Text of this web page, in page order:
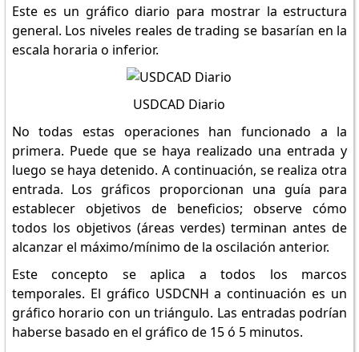
Este es un gráfico diario para mostrar la estructura
general. Los niveles reales de trading se basarían en la
escala horaria o inferior.
USDCAD Diario
No todas estas operaciones han funcionado a la
primera. Puede que se haya realizado una entrada y
luego se haya detenido. A continuación, se realiza otra
entrada. Los gráficos proporcionan una guía para
establecer objetivos de beneficios; observe cómo
todos los objetivos (áreas verdes) terminan antes de
alcanzar el máximo/mínimo de la oscilación anterior.
Este concepto se aplica a todos los marcos
temporales. El gráfico USDCNH a continuación es un
gráfico horario con un triángulo. Las entradas podrían
haberse basado en el gráfico de 15 ó 5 minutos.